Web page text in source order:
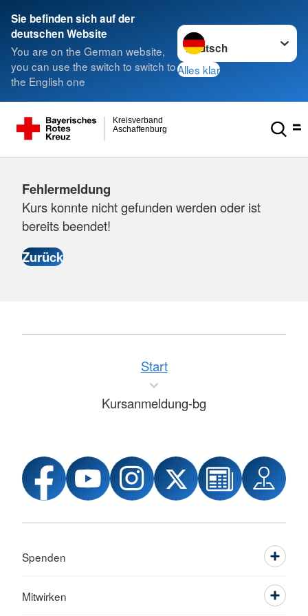
Sie befinden sich auf der
deutschen Website
You are on the German website,
you can use the switch to switch to
the English one
Sprache wechseln zu
Alles klar
Aschaffenburg
Kreisverband
Fehlermeldung
Kurs konnte nicht gefunden werden oder ist
bereits beendet!
Start
Kursanmeldung-bg
Spenden
Mitwirken